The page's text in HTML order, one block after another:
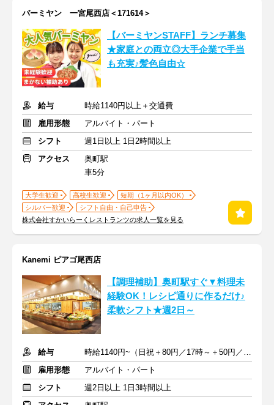
バーミヤン 一宮尾西店＜171614＞
【バーミヤンSTAFF】ランチ募集
★家庭との両立◎大手企業で手当
も充実♪髪色自由☆
給与
時給1140円以上＋交通費
雇用形態
アルバイト・パート
シフト
週1日以上 1日2時間以上
アクセス
奥町駅
車5分
大学生歓迎 高校生歓迎
短期（1ヶ月以内OK）
シルバー歓迎
シフト自由・自己申告
株式会社すかいらーくレストランツの求人一覧を見る
Kanemi ピアゴ尾西店
【調理補助】奥町駅すぐ▼料理未
経験OK！レシピ通りに作るだけ♪
柔軟シフト★週2日～
給与
時給1140円~（日祝＋80円／17時～＋50円／7～8時＋30円）+交通費
雇用形態
アルバイト・パート
シフト
週2日以上 1日3時間以上